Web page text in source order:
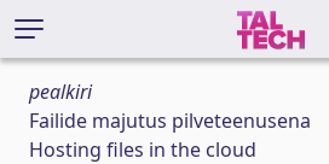
pealkiri
Failide majutus pilveteenusena
Hosting files in the cloud